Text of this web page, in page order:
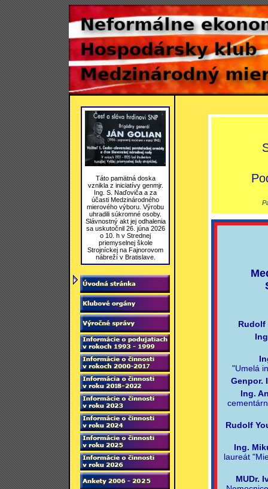
Táto pamätná doska
vznikla z iniciatívy genmjr.
Ing. S. Naďoviča a za
účasti Medzinárodného
mierového výboru. Výrobu
uhradili súkromné osoby.
Slávnostný akt jej odhalenia
sa uskutočnil 26. júna 2026
o 10. h v Strednej
priemyselnej škole
Strojníckej na Fajnorovom
nábreží v Bratislave.
Rudolf
"Umelá
Genpor.
Ing.
Rudolf
Ing.
laureát
MUDr.